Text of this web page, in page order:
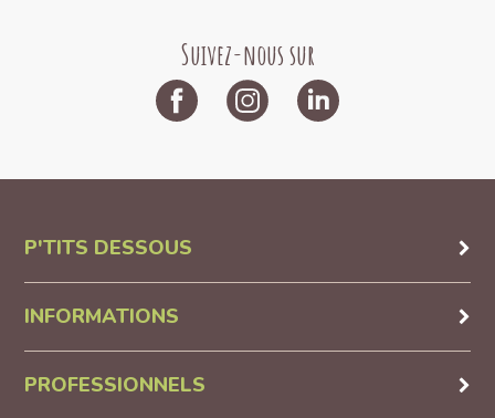
Suivez-nous sur
P'TITS DESSOUS
INFORMATIONS
PROFESSIONNELS